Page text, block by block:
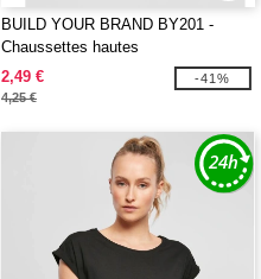
BUILD YOUR BRAND BY201 -
Chaussettes hautes
2,49 €
4,25 €
-41%